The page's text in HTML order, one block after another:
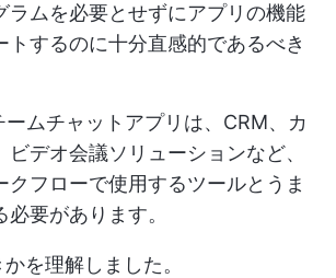
ラムを必要とせずにアプリの機能
トするのに十分直感的であるべき
ームチャットアプリは、CRM、カ
ビデオ会議ソリューションなど、
クフローで使用するツールとうま
必要があります。
を理解しました。